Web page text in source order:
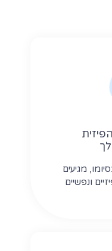
מגיעים
ונפשיים